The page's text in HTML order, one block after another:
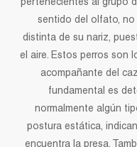
pertenecientes al grupo
sentido del olfato,
distinta de su nariz,
el aire. Estos perros son
acompañante del
fundamental es
normalmente algún
postura estática,
encuentra la presa.